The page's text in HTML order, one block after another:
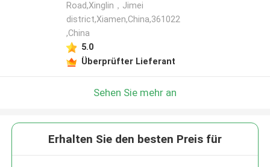
Road,Xinglin，Jimei
district,Xiamen,China,361022
,China
5.0
Überprüfter Lieferant
Sehen Sie mehr an
Erhalten Sie den besten Preis für